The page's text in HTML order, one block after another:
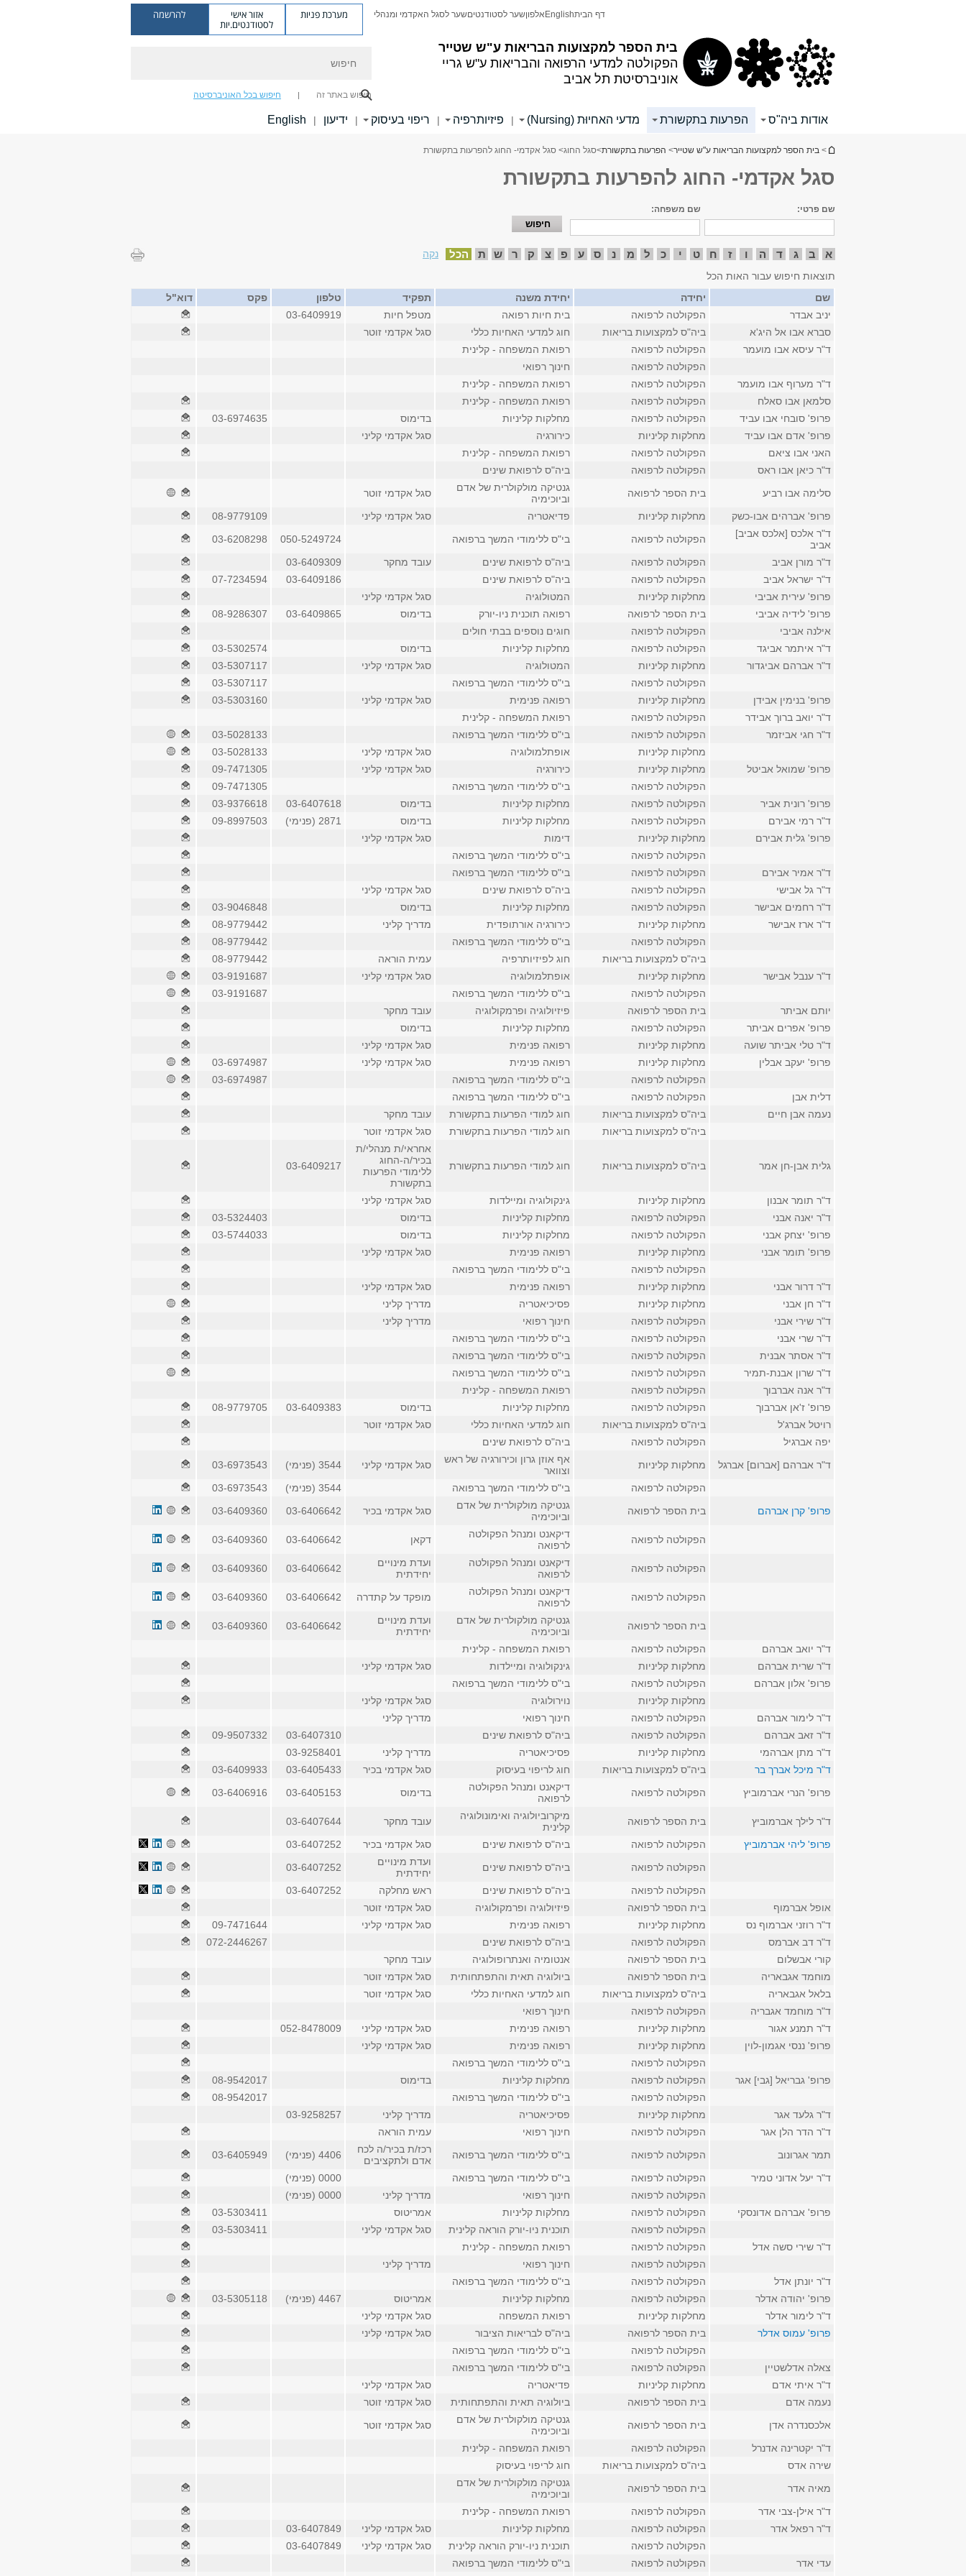
בית הספר למקצועות הבריאות ע"ש שטייר
הפקולטה למדעי הרפואה והבריאות ע"ש גריי
אוניברסיטת תל אביב
דף הביתEnglish אלפוןשער לסטודנטיםשער לסגל האקדמי ומנהלי מערכת פניות אזור אישי
לסטודנטים.יות
להרשמה
חיפוש באתר זה חיפוש בכל האוניברסיטה
אודות ביה"ס הפרעות בתקשורת מדעי האחיוּת (Nursing) | פיזיותרפיה | ריפוי בעיסוק | ידיעון |
English
הינך נמצא כאן
> בית הספר למקצועות הבריאות ע"ש שטייר> הפרעות בתקשורת>סגל החוג> סגל אקדמי- החוג להפרעות בתקשורת
סגל אקדמי- החוג להפרעות בתקשורת
שם פרטי: שם משפחה:
א ב ג ד ה ו ז ח ט י כ ל מ נ ס ע פ צ ק ר ש ת הכל
נקה
תוצאות חיפוש עבור האות הכל
שם
יחידה יחידת משנה תפקיד טלפון פקס
דוא"ל
יניב אבדר
הפקולטה לרפואה בית חיות רפואה מטפל חיות
03-6409919
סברא אבו אל היג'א
ביה"ס למקצועות בריאות חוג למדעי האחיות כללי
סגל אקדמי זוטר
ד"ר עיסא אבו מועמר
הפקולטה לרפואה
רפואת המשפחה - קלינית
הפקולטה לרפואה
חינוך רפואי
ד"ר מערוף אבו מועמר
הפקולטה לרפואה
רפואת המשפחה - קלינית
סלמאן אבו סאלח
הפקולטה לרפואה
רפואת המשפחה - קלינית
פרופ' סובחי אבו עביד
הפקולטה לרפואה מחלקות קליניות בדימוס
03-6974635
פרופ' אדם אבו עביד
מחלקות קליניות כירורגיה
סגל אקדמי קליני
האני אבו ציאם
הפקולטה לרפואה
רפואת המשפחה - קלינית
ד"ר כיאן אבו ראס
הפקולטה לרפואה
ביה"ס לרפואת שינים
סלימה אבו רביע
בית הספר לרפואה
גנטיקה מולקולרית של אדם
וביוכימיה
סגל אקדמי זוטר
פרופ' אברהים אבו-כשק
מחלקות קליניות פדיאטריה סגל אקדמי קליני
08-9779109
ד"ר אלכס [אלכס אביב]
אביב
הפקולטה לרפואה בי"ס ללימודי המשך ברפואה 050-5249724
03-6208298
ד"ר מורן אביב
הפקולטה לרפואה ביה"ס לרפואת שינים עובד מחקר
03-6409309
ד"ר ישראל אביב
הפקולטה לרפואה ביה"ס לרפואת שינים 03-6409186
07-7234594
פרופ' עירית אביבי
מחלקות קליניות המטולוגיה
סגל אקדמי קליני
פרופ' לידיה אביבי
בית הספר לרפואה רפואה תוכנית ניו-יורק בדימוס 03-6409865
08-9286307
אילנה אביבי
הפקולטה לרפואה
חוגים נוספים בבתי חולים
ד"ר איתמר אביגד
הפקולטה לרפואה מחלקות קליניות בדימוס
03-5302574
ד"ר אברהם אביגדור
מחלקות קליניות המטולוגיה סגל אקדמי קליני
03-5307117
הפקולטה לרפואה
בי"ס ללימודי המשך ברפואה
03-5307117
פרופ' בנימין אבידן
מחלקות קליניות רפואה פנימית סגל אקדמי קליני
03-5303160
ד"ר יואב ברוך אבידר
הפקולטה לרפואה
רפואת המשפחה - קלינית
ד"ר חגי אביזמר
הפקולטה לרפואה בי"ס ללימודי המשך ברפואה
03-5028133
מחלקות קליניות
אופתלמולוגיה סגל אקדמי קליני
03-5028133
פרופ' שמואל אביטל
מחלקות קליניות כירורגיה סגל אקדמי קליני
09-7471305
הפקולטה לרפואה
בי"ס ללימודי המשך ברפואה
09-7471305
פרופ' רונית אביר
הפקולטה לרפואה מחלקות קליניות בדימוס 03-6407618
03-9376618
ד"ר רמי אבירם
הפקולטה לרפואה מחלקות קליניות בדימוס 2871 (פנימי)
09-8997503
פרופ' גלית אבירם
מחלקות קליניות דימות
סגל אקדמי קליני
הפקולטה לרפואה
בי"ס ללימודי המשך ברפואה
ד"ר אמיר אבירם
הפקולטה לרפואה
בי"ס ללימודי המשך ברפואה
ד"ר גל אבישי
הפקולטה לרפואה ביה"ס לרפואת שינים
סגל אקדמי קליני
ד"ר רחמים אבישר
הפקולטה לרפואה מחלקות קליניות בדימוס
03-9046848
ד"ר ארז אבישר
מחלקות קליניות כירורגיה אורתופדית מדריך קליני
08-9779442
הפקולטה לרפואה
בי"ס ללימודי המשך ברפואה
08-9779442
ביה"ס למקצועות בריאות
חוג לפיזיותרפיה עמית הוראה
08-9779442
ד"ר ענבל אבישר
מחלקות קליניות אופתלמולוגיה סגל אקדמי קליני
03-9191687
הפקולטה לרפואה
בי"ס ללימודי המשך ברפואה
03-9191687
יותם אביתר
בית הספר לרפואה פיזיולוגיה ופרמקולוגיה
עובד מחקר
פרופ' אפרים אביתר
הפקולטה לרפואה מחלקות קליניות
בדימוס
ד"ר טלי אביתר שועה
מחלקות קליניות רפואה פנימית
סגל אקדמי קליני
פרופ' יעקב אבלין
מחלקות קליניות רפואה פנימית סגל אקדמי קליני
03-6974987
הפקולטה לרפואה
בי"ס ללימודי המשך ברפואה
03-6974987
דלית אבן
הפקולטה לרפואה
בי"ס ללימודי המשך ברפואה
נעמה אבן חיים
ביה"ס למקצועות בריאות חוג למודי הפרעות בתקשורת
עובד מחקר
ביה"ס למקצועות בריאות
חוג למודי הפרעות בתקשורת סגל אקדמי זוטר
גלית אבן-חן אמר ביה"ס למקצועות בריאות חוג למודי הפרעות בתקשורת
אחראי/ת מנהלי/ת
בכיר/ה-החוג
ללימודי הפרעות
בתקשורת
03-6409217
ד"ר תומר אבנון מחלקות קליניות גינקולוגיה ומיילדות
סגל אקדמי קליני
ד"ר יאנה אבני
הפקולטה לרפואה מחלקות קליניות בדימוס
03-5324403
פרופ' יצחק אבני
הפקולטה לרפואה מחלקות קליניות בדימוס
03-5744033
פרופ' תומר אבני
מחלקות קליניות רפואה פנימית
סגל אקדמי קליני
הפקולטה לרפואה
בי"ס ללימודי המשך ברפואה
ד"ר דרור אבני
מחלקות קליניות רפואה פנימית
סגל אקדמי קליני
ד"ר חן אבני
מחלקות קליניות פסיכיאטריה
מדריך קליני
ד"ר שירי אבני
הפקולטה לרפואה חינוך רפואי
מדריך קליני
ד"ר שרי אבני
הפקולטה לרפואה
בי"ס ללימודי המשך ברפואה
ד"ר אסתר אבנית
הפקולטה לרפואה
בי"ס ללימודי המשך ברפואה
ד"ר שרון אבנת-תמיר
הפקולטה לרפואה
בי"ס ללימודי המשך ברפואה
ד"ר אנה אברבוך
הפקולטה לרפואה
רפואת המשפחה - קלינית
פרופ' ז'אן אברבוך
הפקולטה לרפואה מחלקות קליניות בדימוס 03-6409383
08-9779705
רויטל אברג'ל
ביה"ס למקצועות בריאות חוג למדעי האחיות כללי
סגל אקדמי זוטר
יפה אברגיל
הפקולטה לרפואה
ביה"ס לרפואת שינים
ד"ר אברהם [אברום] אברגל
מחלקות קליניות
אף אוזן גרון וכירורגיה של ראש
וצוואר
סגל אקדמי קליני 3544 (פנימי)
03-6973543
הפקולטה לרפואה
בי"ס ללימודי המשך ברפואה 3544 (פנימי)
03-6973543
פרופ' קרן אברהם
בית הספר לרפואה
גנטיקה מולקולרית של אדם
וביוכימיה
סגל אקדמי בכיר 03-6406642
03-6409360
הפקולטה לרפואה
דיקאנט ומנהל הפקולטה
לרפואה
דקאן 03-6406642
03-6409360
הפקולטה לרפואה
דיקאנט ומנהל הפקולטה
לרפואה
ועדת מינויים
יחידתית
03-6406642
03-6409360
הפקולטה לרפואה
דיקאנט ומנהל הפקולטה
לרפואה
מופקד על קתדרה 03-6406642
03-6409360
בית הספר לרפואה
גנטיקה מולקולרית של אדם
וביוכימיה
ועדת מינויים
יחידתית
03-6406642
03-6409360
ד"ר יואב אברהם
הפקולטה לרפואה
רפואת המשפחה - קלינית
ד"ר שרית אברהם
מחלקות קליניות גינקולוגיה ומיילדות
סגל אקדמי קליני
פרופ' אלון אברהם
הפקולטה לרפואה
בי"ס ללימודי המשך ברפואה
מחלקות קליניות
נוירולוגיה
סגל אקדמי קליני
ד"ר לימור אברהם
הפקולטה לרפואה חינוך רפואי
מדריך קליני
ד"ר זאב אברהם
הפקולטה לרפואה ביה"ס לרפואת שינים 03-6407310
09-9507332
ד"ר מתן אברהמי
מחלקות קליניות פסיכיאטריה מדריך קליני
03-9258401
ד"ר מיכל אברך בר
ביה"ס למקצועות בריאות חוג לריפוי בעיסוק סגל אקדמי בכיר 03-6405433
03-6409933
פרופ' הנרי אברמוביץ
הפקולטה לרפואה
דיקאנט ומנהל הפקולטה
לרפואה
בדימוס 03-6405153
03-6406916
ד"ר לילך אברמוביץ בית הספר לרפואה
מיקרוביולוגיה ואימונולוגיה
קלינית
עובד מחקר
03-6407644
פרופ' ליהי אברמוביץ
הפקולטה לרפואה ביה"ס לרפואת שינים סגל אקדמי בכיר
03-6407252
הפקולטה לרפואה
ביה"ס לרפואת שינים
ועדת מינויים
יחידתית
03-6407252
הפקולטה לרפואה
ביה"ס לרפואת שינים ראש מחלקה
03-6407252
אופל אברמוף
בית הספר לרפואה פיזיולוגיה ופרמקולוגיה
סגל אקדמי זוטר
ד"ר רוזני אברמוף נס
מחלקות קליניות רפואה פנימית סגל אקדמי קליני
09-7471644
ד"ר דב אברמס
הפקולטה לרפואה ביה"ס לרפואת שינים
072-2446267
קורי אבשלום
בית הספר לרפואה אנטומיה ואנתרופולוגיה
עובד מחקר
מוחמד אגבאריה
בית הספר לרפואה ביולוגיה תאית והתפתחותית
סגל אקדמי זוטר
בלאל אגבאריה
ביה"ס למקצועות בריאות חוג למדעי האחיות כללי
סגל אקדמי זוטר
ד"ר מוחמד אגבריה
הפקולטה לרפואה
חינוך רפואי
ד"ר תמנע אגור
מחלקות קליניות רפואה פנימית סגל אקדמי קליני
052-8478009
פרופ' ננסי אגמון-לוין
מחלקות קליניות רפואה פנימית
סגל אקדמי קליני
הפקולטה לרפואה
בי"ס ללימודי המשך ברפואה
פרופ' גבריאל [גבי] אגר
הפקולטה לרפואה מחלקות קליניות בדימוס
08-9542017
הפקולטה לרפואה
בי"ס ללימודי המשך ברפואה
08-9542017
ד"ר גלעד אגר
מחלקות קליניות פסיכיאטריה מדריך קליני
03-9258257
ד"ר הדר הלן אגר
הפקולטה לרפואה חינוך רפואי
עמית הוראה
תמר אגרונוב
הפקולטה לרפואה בי"ס ללימודי המשך ברפואה
רכז/ת בכיר/ה לכח
אדם ולתקציבים
4406 (פנימי)
03-6405949
ד"ר יעל אדוני טמיר
הפקולטה לרפואה בי"ס ללימודי המשך ברפואה
0000 (פנימי)
הפקולטה לרפואה
חינוך רפואי מדריך קליני
0000 (פנימי)
פרופ' אברהם אדונסקי
הפקולטה לרפואה מחלקות קליניות אמריטוס
03-5303411
הפקולטה לרפואה
תוכנית ניו-יורק הוראה קלינית סגל אקדמי קליני
03-5303411
ד"ר שירי סשה אדל
הפקולטה לרפואה
רפואת המשפחה - קלינית
הפקולטה לרפואה
חינוך רפואי
מדריך קליני
ד"ר יונתן אדל
הפקולטה לרפואה
בי"ס ללימודי המשך ברפואה
פרופ' יהודה אדלר
הפקולטה לרפואה מחלקות קליניות אמריטוס 4467 (פנימי)
03-5305118
ד"ר לימור אדלר
מחלקות קליניות רפואת המשפחה
סגל אקדמי קליני
פרופ' עמוס אדלר
בית הספר לרפואה ביה"ס לבריאות הציבור
סגל אקדמי קליני
הפקולטה לרפואה
בי"ס ללימודי המשך ברפואה
צאלה אדלשטיין
הפקולטה לרפואה
בי"ס ללימודי המשך ברפואה
ד"ר איתי אדם
מחלקות קליניות פדיאטריה
סגל אקדמי קליני
נעמה אדם
בית הספר לרפואה ביולוגיה תאית והתפתחותית
סגל אקדמי זוטר
אלכסנדרה אדן
בית הספר לרפואה
גנטיקה מולקולרית של אדם
וביוכימיה
סגל אקדמי זוטר
ד"ר יקטרינה אדנרל
הפקולטה לרפואה
רפואת המשפחה - קלינית
שירה אדס
ביה"ס למקצועות בריאות
חוג לריפוי בעיסוק
מאיה אדר
בית הספר לרפואה
גנטיקה מולקולרית של אדם
וביוכימיה
ד"ר אילן-צבי אדר
הפקולטה לרפואה
רפואת המשפחה - קלינית
ד"ר רפאל אדר
הפקולטה לרפואה מחלקות קליניות סגל אקדמי קליני
03-6407849
הפקולטה לרפואה
תוכנית ניו-יורק הוראה קלינית סגל אקדמי קליני
03-6407849
עדי אדר
הפקולטה לרפואה
בי"ס ללימודי המשך ברפואה